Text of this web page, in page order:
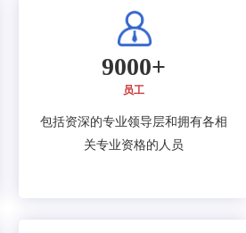
9000+
员工
包括资深的专业领导层和拥有各相
关专业资格的人员